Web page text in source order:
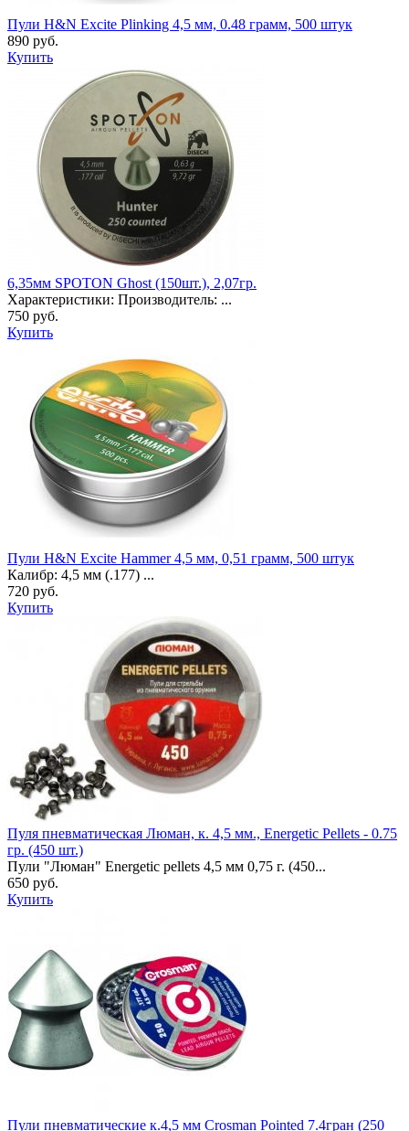
Пули H&N Excite Plinking 4,5 мм, 0.48 грамм, 500 штук
890 руб.
Купить
6,35мм SPOTON Ghost (150шт.), 2,07гр.
Характеристики: Производитель: ...
750 руб.
Купить
Пули H&N Excite Hammer 4,5 мм, 0,51 грамм, 500 штук
Калибр: 4,5 мм (.177) ...
720 руб.
Купить
Пуля пневматическая Люман, к. 4,5 мм., Energetic Pellets - 0.75
гр. (450 шт.)
Пули "Люман" Energetic pellets 4,5 мм 0,75 г. (450...
650 руб.
Купить
Пули пневматические к.4,5 мм Crosman Pointed 7.4гран (250